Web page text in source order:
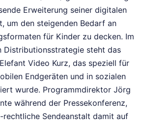
Erweiterung seiner digitalen
um den steigenden Bedarf an
für Kinder zu decken. Im
Distributionsstrategie steht das
Video Kurz, das speziell für
Endgeräten und in sozialen
wurde. Programmdirektor Jörg
während der Pressekonferenz,
Sendeanstalt damit auf